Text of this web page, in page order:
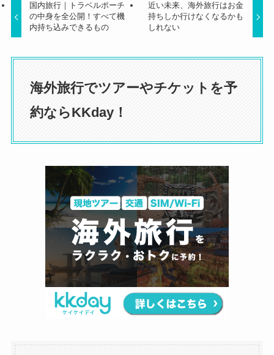
国内旅行｜トラベルポーチ
の中身を全公開！すべて機
内持ち込みできるもの
近い未来、海外旅行はお金
持ちしか行けなくなるかも
しれない
海外旅行でツアーやチケットを予
約ならKKday！